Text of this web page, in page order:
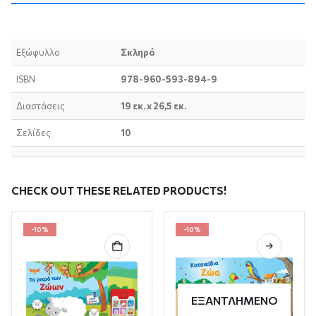
Εξώφυλλο Σκληρό
ISBN 978-960-593-894-9
Διαστάσεις 19 εκ. x 26,5 εκ.
Σελίδες 10
CHECK OUT THESE RELATED PRODUCTS!
-10% -10%
ΕΞΑΝΤΛΗΜΈΝΟ